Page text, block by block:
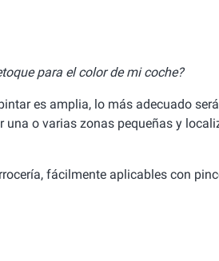
para el color de mi coche?
es amplia, lo más adecuado
o varias zonas pequeñas y
fácilmente aplicables con